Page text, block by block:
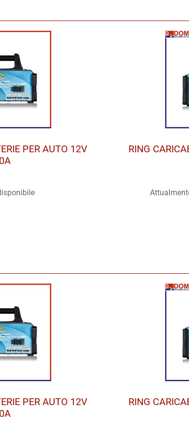
PER AUTO 12V
RING
PER AUTO 12V
RING